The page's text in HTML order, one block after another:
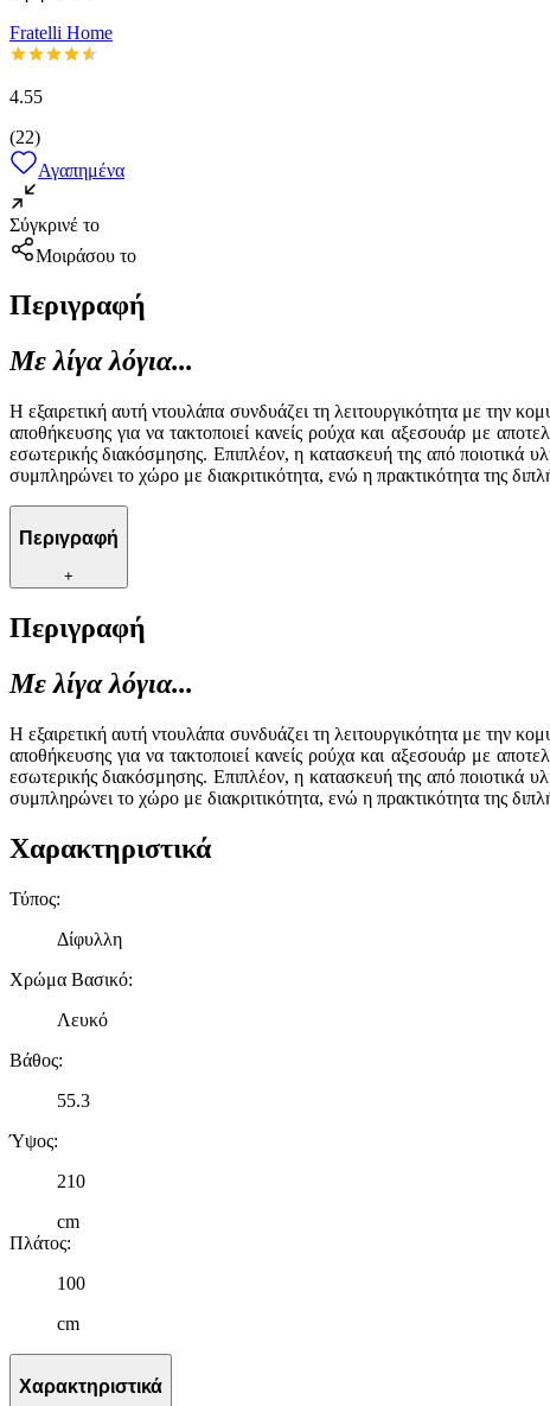
Fratelli Home
4.55
(22)
Αγαπημένα
Σύγκρινέ το
Μοιράσου το
Περιγραφή
Με λίγα λόγια...
Η εξαιρετική αυτή ντουλάπα συνδυάζει τη λειτουργικότητα με την
αποθήκευσης για να τακτοποιεί κανείς ρούχα και αξεσουάρ με
εσωτερικής διακόσμησης. Επιπλέον, η κατασκευή της από ποιοτικά
συμπληρώνει το χώρο με διακριτικότητα, ενώ η πρακτικότητα της
Περιγραφή
+
Περιγραφή
Με λίγα λόγια...
Η εξαιρετική αυτή ντουλάπα συνδυάζει τη λειτουργικότητα με την
αποθήκευσης για να τακτοποιεί κανείς ρούχα και αξεσουάρ με
εσωτερικής διακόσμησης. Επιπλέον, η κατασκευή της από ποιοτικά
συμπληρώνει το χώρο με διακριτικότητα, ενώ η πρακτικότητα της
Χαρακτηριστικά
Τύπος:
Δίφυλλη
Χρώμα Βασικό:
Λευκό
Βάθος:
55.3
Ύψος:
210
cm
Πλάτος:
100
cm
Χαρακτηριστικά